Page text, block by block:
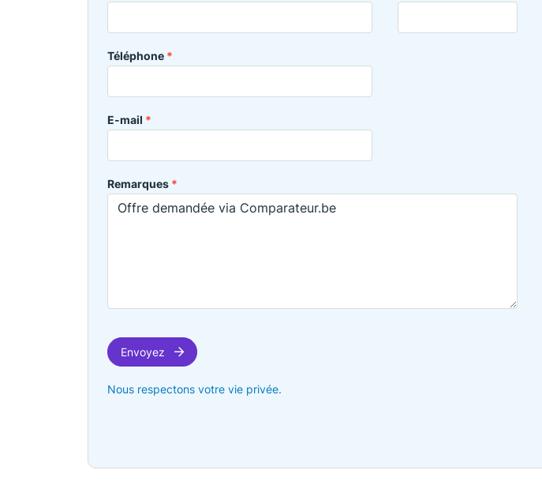
Téléphone *
E-mail *
Remarques *
Envoyez
Nous respectons votre vie privée.